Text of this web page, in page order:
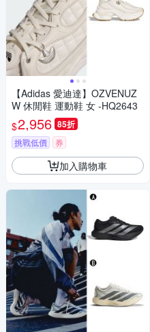
【Adidas 愛迪達】OZVENUZ
W 休閒鞋 運動鞋 女 -HQ2643
$2,956 85折
挑戰低價 券
加入購物車